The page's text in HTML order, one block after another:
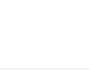
また不動産の
にお申し付けく